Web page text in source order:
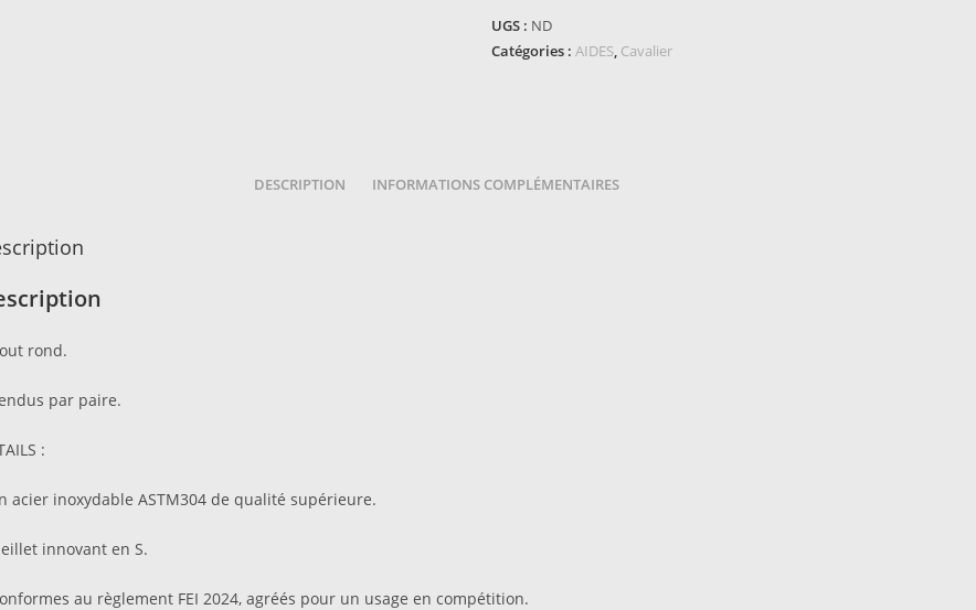
-
Boules
UGS : ND
Catégories :AIDES, Cavalier
DESCRIPTION INFORMATIONS COMPLÉMENTAIRES
rond.
par paire.
:
acier inoxydable ASTM304 de qualité supérieure.
innovant en S.
au règlement FEI 2024, agréés pour un usage en compétition.